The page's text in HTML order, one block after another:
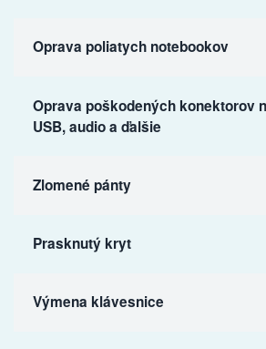
Oprava poliatych notebookov
Oprava poškodených konektorov
USB, audio a ďalšie
Zlomené pánty
Prasknutý kryt
Výmena klávesnice